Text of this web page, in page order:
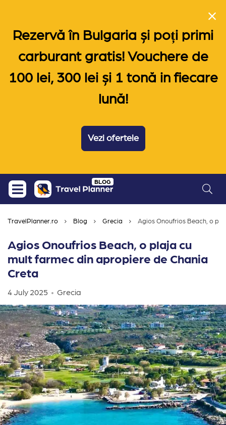
Rezervă în Bulgaria și poți primi
carburant gratis! Vouchere de
100 lei, 300 lei și 1 tonă in fiecare
lună!
Vezi ofertele
Skip
content
BLOG
TravelPlanner.ro Blog Grecia Agios Onoufrios Beach, o
Agios Onoufrios Beach, o plaja cu
mult farmec din apropiere de Chania
Creta
4 July 2025 Grecia